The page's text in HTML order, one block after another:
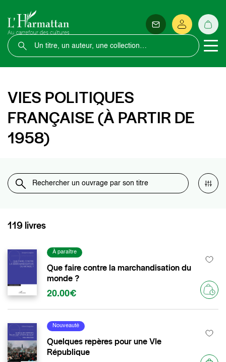
VIES POLITIQUES
FRANÇAISE (À PARTIR DE
1958)
119 livres
À paraître
Que faire contre la marchandisation du
monde ?
20.00€
Nouveauté
Quelques repères pour une VIe
République